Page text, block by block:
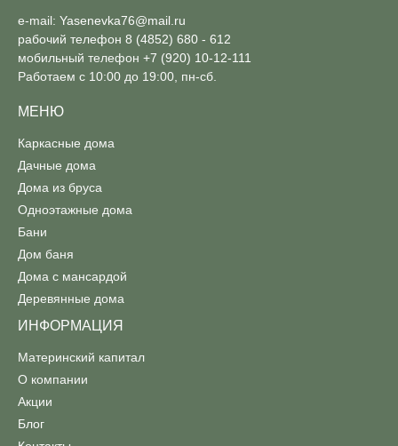
e-mail: Yasenevka76@mail.ru
рабочий телефон 8 (4852) 680 - 612
мобильный телефон +7 (920) 10-12-111
Работаем с 10:00 до 19:00, пн-сб.
МЕНЮ
Материнский капитал
О компании
Акции
Блог
Каркасные дома
Дачные дома
Дома из бруса
Одноэтажные дома
Бани
Дом баня
Дома с мансардой
Деревянные дома
ИНФОРМАЦИЯ